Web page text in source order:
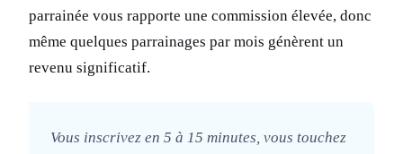
parrainée vous rapporte une commission élevée, donc
même quelques parrainages par mois génèrent un
revenu significatif.
Vous inscrivez en 5 à 15 minutes, vous touchez